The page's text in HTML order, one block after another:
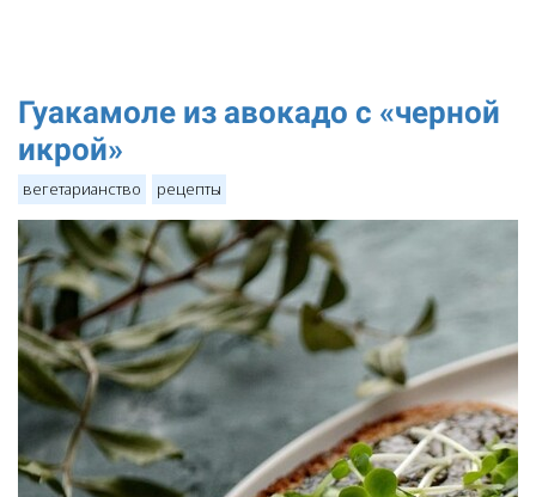
Гуакамоле из авокадо с «черной
икрой»
вегетарианство рецепты